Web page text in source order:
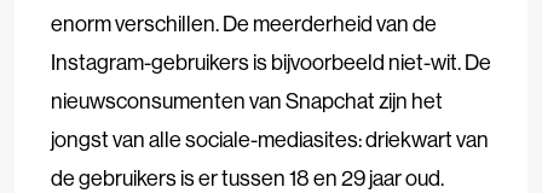
enorm verschillen. De meerderheid van de
Instagram-gebruikers is bijvoorbeeld niet-wit. De
nieuwsconsumenten van Snapchat zijn het
jongst van alle sociale-mediasites: driekwart van
de gebruikers is er tussen 18 en 29 jaar oud.